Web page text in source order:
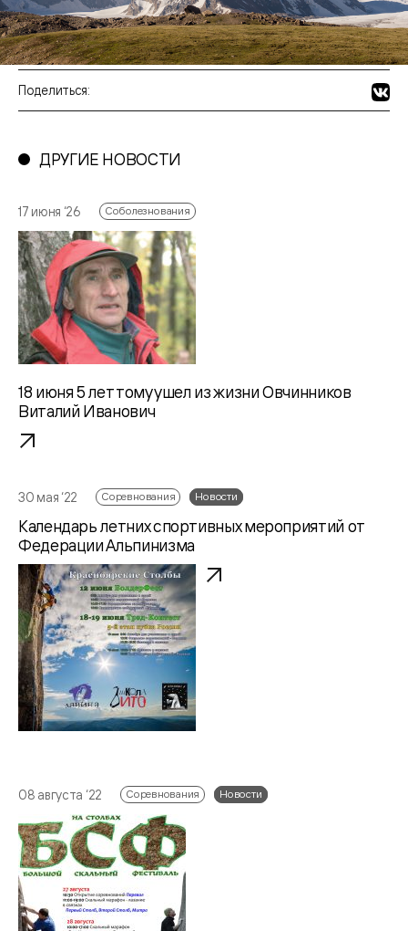
Поделиться:
ДРУГИЕ НОВОСТИ
17 июня ‘26 Соболезнования
18 июня 5 лет тому ушел из жизни Овчинников
Виталий Иванович
30 мая ‘22 Соревнования Новости
Календарь летних спортивных мероприятий от
Федерации Альпинизма
08 августа ‘22 Соревнования Новости